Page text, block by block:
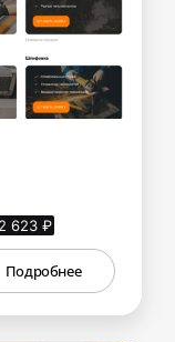
2 623 ₽
Подробнее